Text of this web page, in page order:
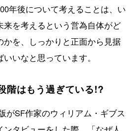
年後について考えることは、い
来を考えるという営為自体がど
かを、しっかりと正面から見据
いなと思っています。
階はもう過ぎている!?
がSF作家のウィリアム・ギブス